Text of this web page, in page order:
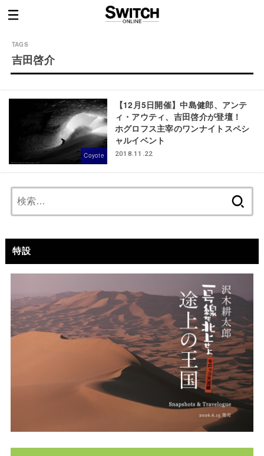
吉田啓介
Coyote
【12月5日開催】中島健郎、アンテ
ィ・アウティ、吉田啓介が登壇！
ホグロフス主宰のワンナイトスペシ
ャルイベント
2018.11.22
特設